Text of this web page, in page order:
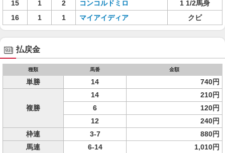
15
1 2 コンコルドミロ
1 1/2馬身
16
1 1 マイアイディア クビ
払戻金
種類 馬番 金額
単勝 14 740円
複勝
14
210円
6
120円
12
240円
枠連
3-7
880円
馬連
6-14 1,010円